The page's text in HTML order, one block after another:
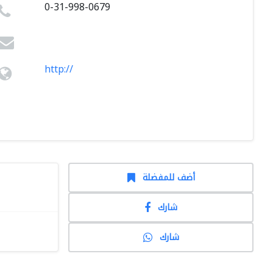
0-31-998-0679
http://
أضف للمفضلة
شارك
شارك